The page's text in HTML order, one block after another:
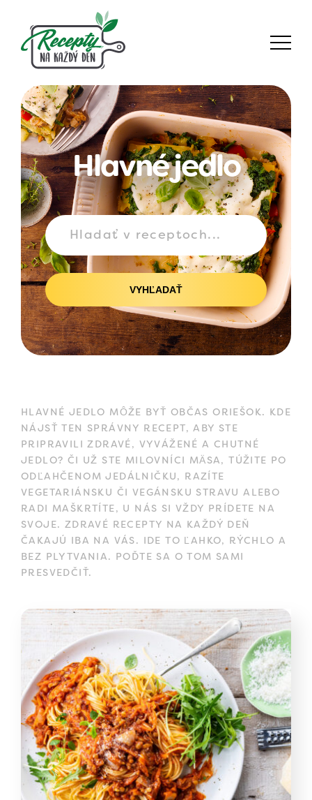
Hlavné jedlo
VYHĽADAŤ
HLAVNÉ JEDLO MÔŽE BYŤ OBČAS ORIEŠOK. KDE
NÁJSŤ TEN SPRÁVNY RECEPT, ABY STE
PRIPRAVILI ZDRAVÉ, VYVÁŽENÉ A CHUTNÉ
JEDLO? ČI UŽ STE MILOVNÍCI MÄSA, TÚŽITE PO
ODĽAHČENOM JEDÁLNIČKU, RAZÍTE
VEGETARIÁNSKU ČI VEGÁNSKU STRAVU ALEBO
RADI MAŠKRTÍTE, U NÁS SI VŽDY PRÍDETE NA
SVOJE. ZDRAVÉ RECEPTY NA KAŽDÝ DEŇ
ČAKAJÚ IBA NA VÁS. IDE TO ĽAHKO, RÝCHLO A
BEZ PLYTVANIA. POĎTE SA O TOM SAMI
PRESVEDČIŤ.